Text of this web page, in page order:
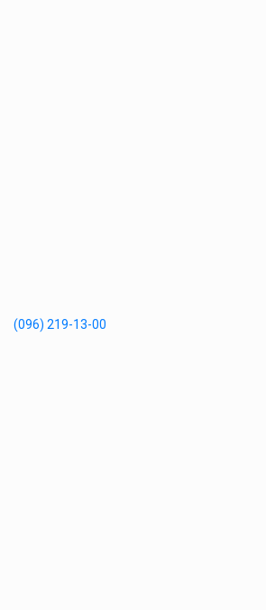
(096) 219-13-00